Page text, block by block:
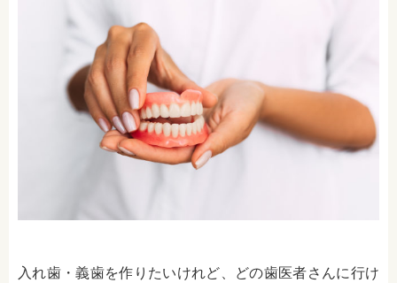
入れ歯・義歯を作りたいけれど、どの歯医者さんに行け